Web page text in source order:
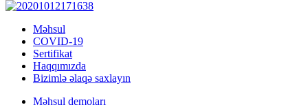
Məhsul
COVID-19
Sertifikat
Haqqımızda
Bizimlə əlaqə saxlayın
Məhsul demoları